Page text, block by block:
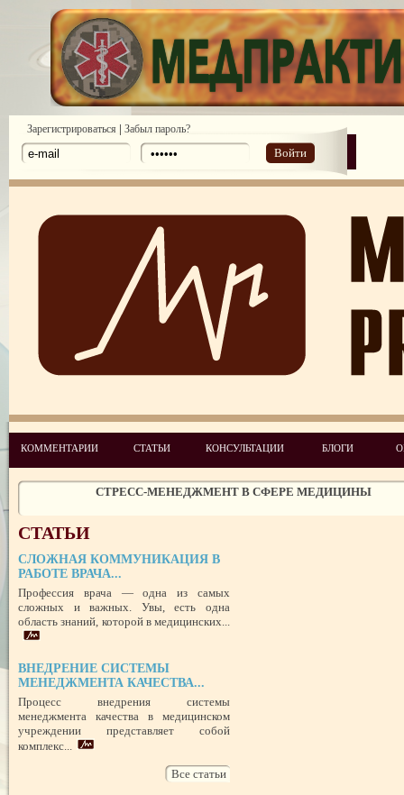
Зарегистрироваться | Забыл пароль?
Войти
КОММЕНТАРИИ СТАТЬИ КОНСУЛЬТАЦИИ БЛОГИ
ПОТРЕБИТЕЛЬСКИЙ ЭКСТРЕМИЗМ
ПЕРЕГОРЕЛО, или ЧЕМ ГРОЗИТ ЭМОЦИОНАЛЬНОЕ
ПЕРСОНАЛА
УСПЕШНЫЙ ДЕБЮТ «ШКОЛЫ АДМИНИСТРАТОРОВ
ЦЕЛЕПОЛАГАНИЕ, или КАК ПРАВИЛЬНО СТАВИТЬ ЦЕЛИ И
ИХ
ЧЕГО ХОТЯТ ПАЦИЕНТЫ КАТЕГОРИИ VIP
СТРЕСС-МЕНЕДЖМЕНТ В СФЕРЕ МЕДИЦИНЫ
ЗАЩИТА РЕПУТАЦИИ В СЕТИ ИНТЕРНЕТ: SERM, ИЛИ КАК
ПРАВОВОЙ СТАТУС ПРЕДСТАВИТЕЛЯ ПАЦИЕНТА В УКРАИНЕ
РУБЕЖОМ
РОЛЬ МЕДИЦИНСКОЙ ДОКУМЕНТАЦИИ КАК
ГРАЖДАНСКОМ И УГОЛОВНОМ СУДОПРОИЗВОДСТВЕ
СТАТЬИ
СЛОЖНАЯ КОММУНИКАЦИЯ В
РАБОТЕ ВРАЧА...
Профессия врача — одна из самых
сложных и важных. Увы, есть одна
область знаний, которой в медицинских...
ВНЕДРЕНИЕ СИСТЕМЫ
МЕНЕДЖМЕНТА КАЧЕСТВА...
Процесс внедрения системы
менеджмента качества в медицинском
учреждении представляет собой
комплекс...
Все статьи